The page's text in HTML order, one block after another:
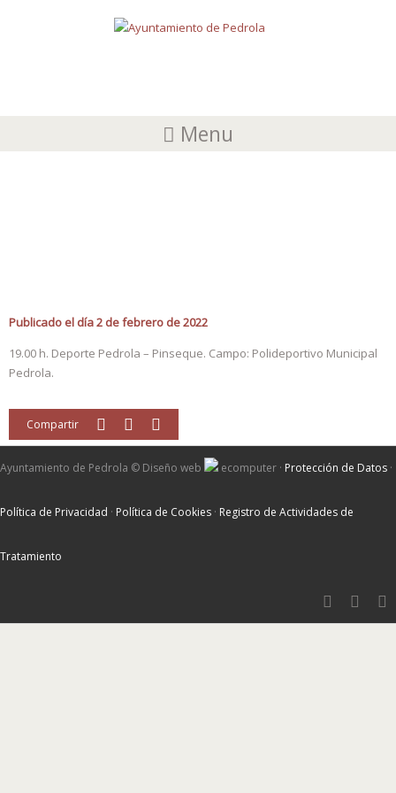
Menu
Publicado el día 2 de febrero de 2022
19.00 h. Deporte Pedrola – Pinseque. Campo: Polideportivo Municipal
Pedrola.
Compartir
Ayuntamiento de Pedrola © Diseño web ecomputer · Protección de Datos ·
Política de Privacidad · Política de Cookies · Registro de Actividades de
Tratamiento